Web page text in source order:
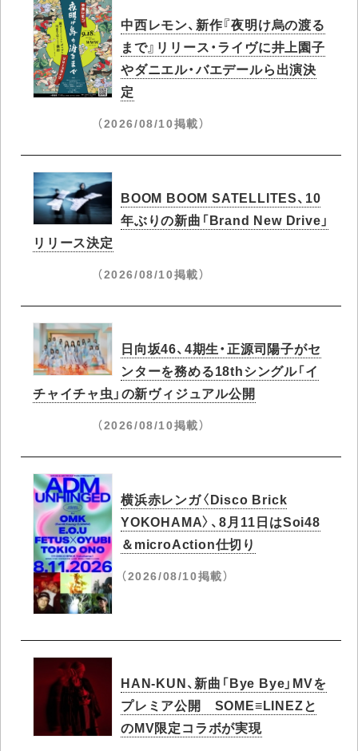
中西レモン、新作『夜明け烏の渡る
まで』リリース・ライヴに井上園子
やダニエル・バエデールら出演決
定
（2026/08/10掲載）
BOOM BOOM SATELLITES、10
年ぶりの新曲「Brand New Drive」
リリース決定
（2026/08/10掲載）
日向坂46、4期生・正源司陽子がセ
ンターを務める18thシングル「イ
チャイチャ虫」の新ヴィジュアル公開
（2026/08/10掲載）
横浜赤レンガ〈Disco Brick
YOKOHAMA〉、8月11日はSoi48
＆microAction仕切り
（2026/08/10掲載）
HAN-KUN、新曲「Bye Bye」MVを
プレミア公開 SOME≡LINEZと
のMV限定コラボが実現